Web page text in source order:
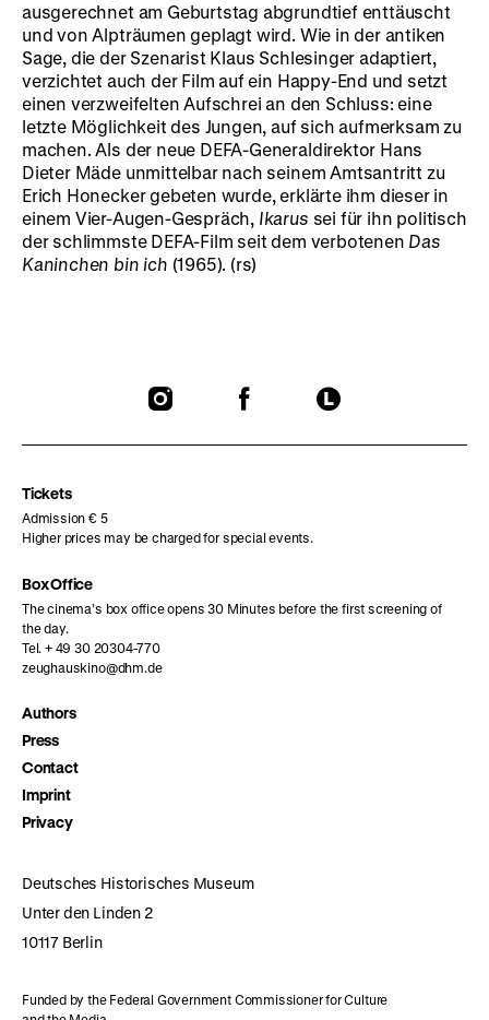
ausgerechnet am Geburtstag abgrundtief enttäuscht
und von Alpträumen geplagt wird. Wie in der antiken
Sage, die der Szenarist Klaus Schlesinger adaptiert,
verzichtet auch der Film auf ein Happy-End und setzt
einen verzweifelten Aufschrei an den Schluss: eine
letzte Möglichkeit des Jungen, auf sich aufmerksam zu
machen. Als der neue DEFA-Generaldirektor Hans
Dieter Mäde unmittelbar nach seinem Amtsantritt zu
Erich Honecker gebeten wurde, erklärte ihm dieser in
einem Vier-Augen-Gespräch, Ikarus sei für ihn politisch
der schlimmste DEFA-Film seit dem verbotenen Das
Kaninchen bin ich (1965). (rs)
To
To
To
Tickets
Admission € 5
Higher prices may be charged for special events.
Box Office
The cinema’s box office opens 30 Minutes before the first screening of
the day.
Tel. + 49 30 20304-770
zeughauskino@dhm.de
Authors
Press
Contact
Imprint
Privacy
Deutsches Historisches Museum
Unter den Linden 2
10117 Berlin
Funded by the Federal Government Commissioner for Culture